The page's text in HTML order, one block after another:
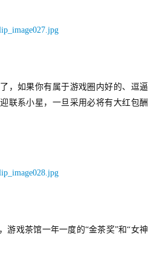
，如果你有属于游戏圈内好的、逗逼
联系小星，一旦采用必将有大红包酬
游戏茶馆一年一度的“金茶奖”和“女神